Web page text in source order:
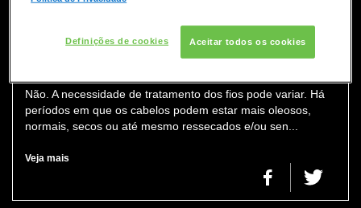
COLORAÇÃO
CONSULTORIA DE PRODUTOS REDKEN
OS CABELOS SE ACOSTUMAM COM OS
PRODUTOS DE TRATAMENTO?
Não. A necessidade de tratamento dos fios pode variar. Há
períodos em que os cabelos podem estar mais oleosos,
normais, secos ou até mesmo ressecados e/ou sen...
Veja mais
Definições de cookies Aceitar todos os cookies